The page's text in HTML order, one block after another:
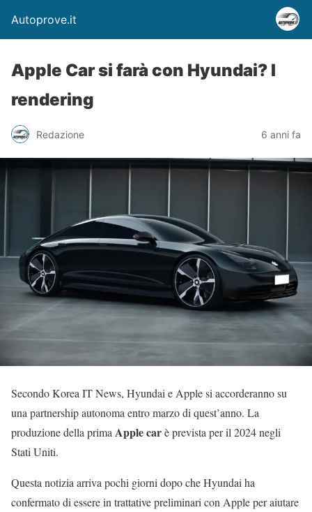
Autoprove.it
Apple Car si farà con Hyundai? I
rendering
Redazione 6 anni fa
Secondo Korea IT News, Hyundai e Apple si accorderanno su
una partnership autonoma entro marzo di quest’anno. La
produzione della prima Apple carè prevista per il 2024 negli
Stati Uniti.
Questa notizia arriva pochi giorni dopo che Hyundai ha
confermato di essere in trattative preliminari con Apple per aiutare